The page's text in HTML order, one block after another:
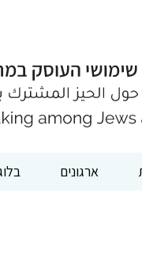
ארגונים